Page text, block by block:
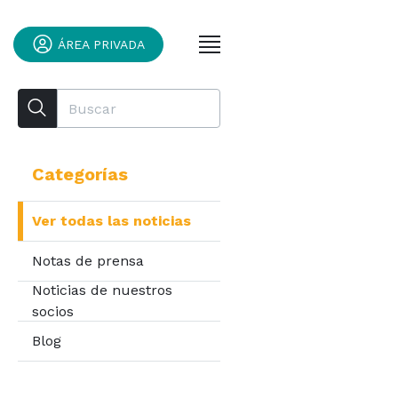
ÁREA PRIVADA
Categorías
Ver todas las noticias
Notas de prensa
Noticias de nuestros
socios
Blog